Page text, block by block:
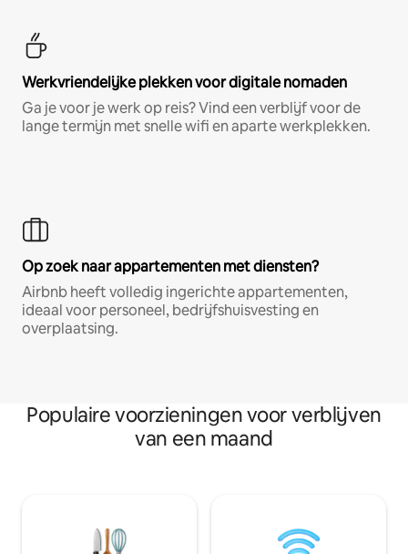
Werkvriendelijke plekken voor digitale nomaden
Ga je voor je werk op reis? Vind een verblijf voor de
lange termijn met snelle wifi en aparte werkplekken.
Op zoek naar appartementen met diensten?
Airbnb heeft volledig ingerichte appartementen,
ideaal voor personeel, bedrijfshuisvesting en
overplaatsing.
Populaire voorzieningen voor verblijven
van een maand